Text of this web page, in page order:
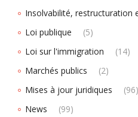
Insolvabilité, restructuration
Loi publique
(5)
Loi sur l'immigration
(14)
Marchés publics
(2)
Mises à jour juridiques
(96)
News
(99)